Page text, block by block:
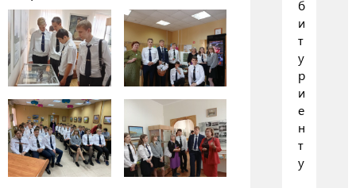
б
и
т
у
р
и
е
н
т
у